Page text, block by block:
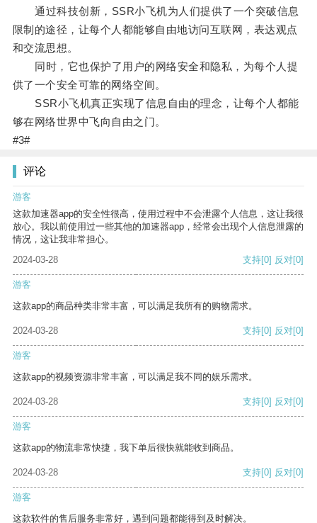
通过科技创新，SSR小飞机为人们提供了一个突破信息
限制的途径，让每个人都能够自由地访问互联网，表达观点
和交流思想。
同时，它也保护了用户的网络安全和隐私，为每个人提
供了一个安全可靠的网络空间。
SSR小飞机真正实现了信息自由的理念，让每个人都能
够在网络世界中飞向自由之门。
#3#
评论
游客
这款加速器app的安全性很高，使用过程中不会泄露个人信息，这让我很
放心。我以前使用过一些其他的加速器app，经常会出现个人信息泄露的
情况，这让我非常担心。
2024-03-28
支持[0] 反对[0]
游客
这款app的商品种类非常丰富，可以满足我所有的购物需求。
2024-03-28 支持[0] 反对[0]
游客
这款app的视频资源非常丰富，可以满足我不同的娱乐需求。
2024-03-28 支持[0] 反对[0]
游客
这款app的物流非常快捷，我下单后很快就能收到商品。
2024-03-28 支持[0] 反对[0]
游客
这款软件的售后服务非常好，遇到问题都能得到及时解决。